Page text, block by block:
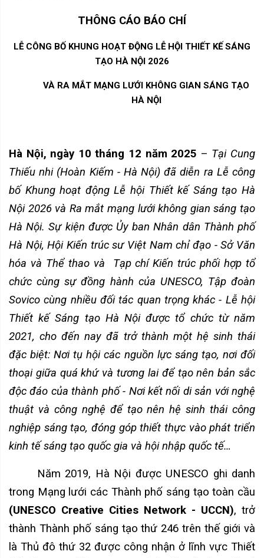
THÔNG CÁO BÁO CHÍ
LỄ CÔNG BỐ KHUNG HOẠT ĐỘNG LỄ HỘI THIẾT KẾ SÁNG
TẠO HÀ NỘI 2026
VÀ RA MẮT MẠNG LƯỚI KHÔNG GIAN SÁNG TẠO
HÀ NỘI
Hà Nội, ngày 10 tháng 12 năm 2025 – Tại Cung
Thiếu nhi (Hoàn Kiếm - Hà Nội) đã diễn ra Lễ công
bố Khung hoạt động Lễ hội Thiết kế Sáng tạo Hà
Nội 2026 và Ra mắt mạng lưới không gian sáng tạo
Hà Nội. Sự kiện được Ủy ban Nhân dân Thành phố
Hà Nội, Hội Kiến trúc sư Việt Nam chỉ đạo - Sở Văn
hóa và Thể thao và
Tạp chí Kiến trúc phối hợp tổ
chức cùng sự đồng hành của UNESCO, Tập đoàn
Sovico cùng nhiều đối tác quan trọng khác - Lễ hội
Thiết kế Sáng tạo Hà Nội được tổ chức từ năm
2021, cho đến nay đã trở thành một hệ sinh thái
đặc biệt: Nơi tụ hội các nguồn lực sáng tạo, nơi đối
thoại giữa quá khứ và tương lai để tạo nên bản sắc
độc đáo của thành phố - Nơi kết nối di sản với nghệ
thuật và công nghệ để tạo nên hệ sinh thái công
nghiệp sáng tạo, đóng góp thiết thực vào phát triển
kinh tế sáng tạo quốc gia và hội nhập quốc tế…
Năm 2019, Hà Nội được UNESCO ghi danh
trong Mạng lưới các Thành phố sáng tạo toàn cầu
(UNESCO Creative Cities Network - UCCN), trở
thành Thành phố sáng tạo thứ 246 trên thế giới và
là Thủ đô thứ 32 được công nhận ở lĩnh vực Thiết